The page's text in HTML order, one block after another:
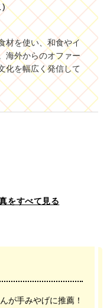
)
材を使い、和食やイ
海外からのオファー
化を幅広く発信して
をすべて見る
が手みやげに推薦！